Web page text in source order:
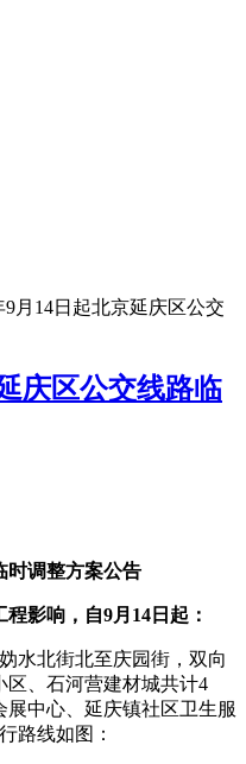
9月14日起北京延庆区公交
庆区公交线路临
时调整方案公告
影响，自9月14日起：
北街北至庆园街，双向
区、石河营建材城共计4
中心、延庆镇社区卫生服
路线如图：